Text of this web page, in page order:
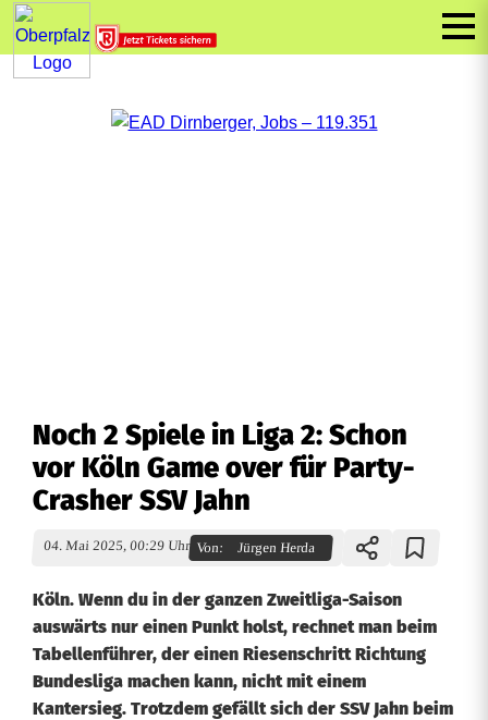
Noch 2 Spiele in Liga 2: Schon
vor Köln Game over für Party-
Crasher SSV Jahn
04. Mai 2025, 00:29 Uhr Von: Jürgen Herda
Köln. Wenn du in der ganzen Zweitliga-Saison
auswärts nur einen Punkt holst, rechnet man beim
Tabellenführer, der einen Riesenschritt Richtung
Bundesliga machen kann, nicht mit einem
Kantersieg. Trotzdem gefällt sich der SSV Jahn beim